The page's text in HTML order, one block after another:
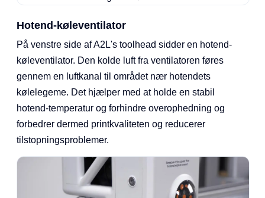
Hotend-køleventilator
På venstre side af A2L's toolhead sidder en hotend-
køleventilator. Den kolde luft fra ventilatoren føres
gennem en luftkanal til området nær hotendets
kølelegeme. Det hjælper med at holde en stabil
hotend-temperatur og forhindre overophedning og
forbedrer dermed printkvaliteten og reducerer
tilstopningsproblemer.